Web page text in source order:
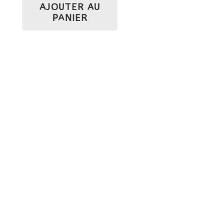
AJOUTER AU
PANIER